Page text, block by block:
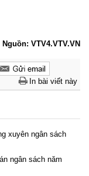
Nguồn: VTV4.VTV.VN
In bài viết này
xuyên ngân sách
ngân sách năm